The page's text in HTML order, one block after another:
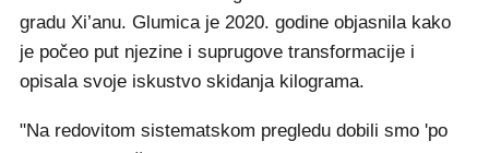
gradu Xi’anu. Glumica je 2020. godine objasnila kako
je počeo put njezine i suprugove transformacije i
opisala svoje iskustvo skidanja kilograma.
"Na redovitom sistematskom pregledu dobili smo 'po